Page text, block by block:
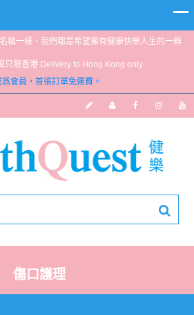
稱一樣，我們都是希望擁有健康快樂人生的一群
只限香港 Delivery to Hong Kong only
會員，首張訂單免運費。
傷口護理